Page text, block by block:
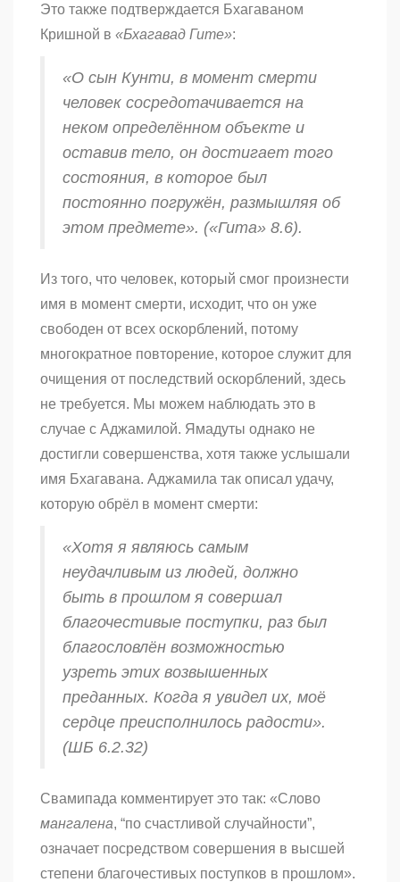
Это также подтверждается Бхагаваном
Кришной в «Бхагавад Гите»:
«О сын Кунти, в момент смерти
человек сосредотачивается на
неком определённом объекте и
оставив тело, он достигает того
состояния, в которое был
постоянно погружён, размышляя об
этом предмете». («Гита» 8.6).
Из того, что человек, который смог произнести
имя в момент смерти, исходит, что он уже
свободен от всех оскорблений, потому
многократное повторение, которое служит для
очищения от последствий оскорблений, здесь
не требуется. Мы можем наблюдать это в
случае с Аджамилой. Ямадуты однако не
достигли совершенства, хотя также услышали
имя Бхагавана. Аджамила так описал удачу,
которую обрёл в момент смерти:
«Хотя я являюсь самым
неудачливым из людей, должно
быть в прошлом я совершал
благочестивые поступки, раз был
благословлён возможностью
узреть этих возвышенных
преданных. Когда я увидел их, моё
сердце преисполнилось радости».
(ШБ 6.2.32)
Свамипада комментирует это так: «Слово
мангалена, “по счастливой случайности”,
означает посредством совершения в высшей
степени благочестивых поступков в прошлом».